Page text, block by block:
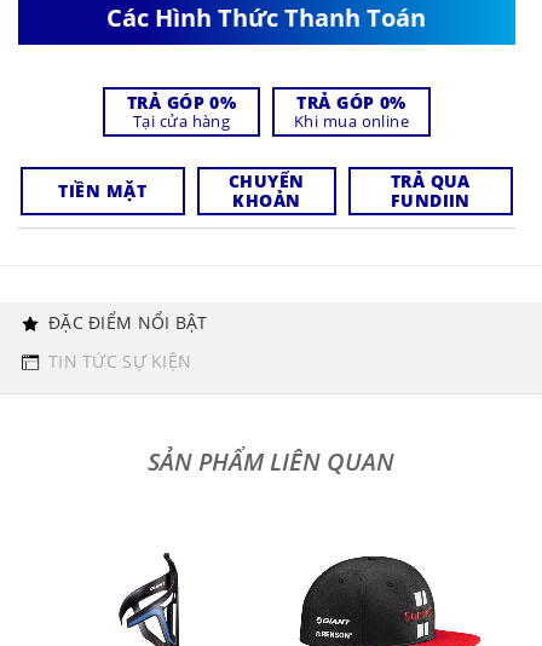
Các Hình Thức Thanh Toán
TRẢ GÓP 0%
Tại cửa hàng
TRẢ GÓP 0%
Khi mua online
TIỀN MẶT
CHUYỂN
KHOẢN
TRẢ QUA
FUNDIIN
ĐẶC ĐIỂM NỔI BẬT
TIN TỨC SỰ KIỆN